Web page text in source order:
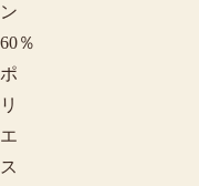
ン
60％
ポ
リ
エ
ス